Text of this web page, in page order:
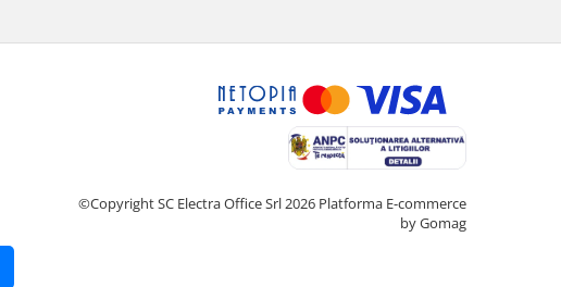
©Copyright SC Electra Office Srl 2026 Platforma E-commerce
by Gomag